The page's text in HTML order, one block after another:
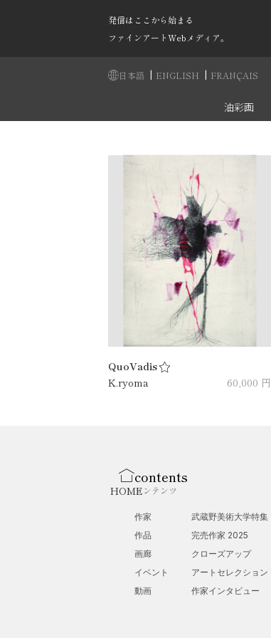
発信はここから始まる
ファインアートWebメディア。
日本語 | ENGLISH | FRANÇAIS
油彩画
QuoVadis
K.ryoma
60,000 円
HOME
contents
コンテンツ
作家
作品
画廊
イベント
動画
武蔵野美術大学特集
完売作家 2025
クローズアップ
アートセレクション
作家インタビュー